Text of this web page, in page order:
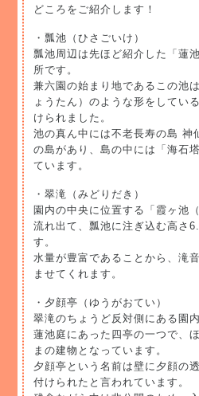
どころをご紹介します！
・瓢池（ひさごいけ）
瓢池周辺は先ほど紹介した「蓮
所です。
兼六園の始まり地であるこの池
ょうたん）のような形をしてい
けられました。
池の真ん中には不老長寿の島 神
の島があり、島の中には「海石
ています。
・翠滝（みどりだき）
園内の中央に位置する「霞ヶ池
流れ出て、瓢池に注ぎ込む高さ
す。
水量が豊富であることから、滝
ませてくれます。
・夕顔亭（ゆうがおてい）
翠滝のちょうど反対側にある園
蓮池庭にあった四亭の一つで、
まの建物となっています。
夕顔亭という名前は壁に夕顔の
付けられたと言われています。